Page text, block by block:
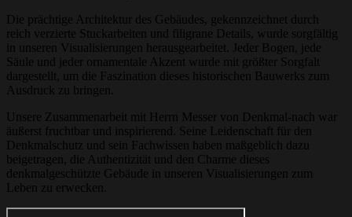
Die prächtige Architektur des Gebäudes, gekennzeichnet durch
reich verzierte Stuckarbeiten und filigrane Details, wurde sorgfältig
in unseren Visualisierungen herausgearbeitet. Jeder Bogen, jede
Säule und jeder ornamentale Akzent wurde mit größter Sorgfalt
dargestellt, um die Faszination dieses historischen Bauwerks zum
Ausdruck zu bringen.
Unsere Zusammenarbeit mit Herrn Messer von Denkmal-nach war
äußerst fruchtbar und inspirierend. Seine Leidenschaft für den
Denkmalschutz und sein Fachwissen haben maßgeblich dazu
beigetragen, die Authentizität und den Charme dieses
denkmalgeschützte Gebäude in unseren Visualisierungen zum
Leben zu erwecken.